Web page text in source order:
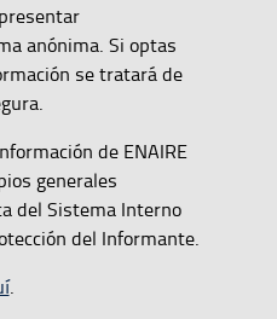
anónima. Si optas
se tratará de
de ENAIRE
generales
del Sistema Interno
del Informante.
.